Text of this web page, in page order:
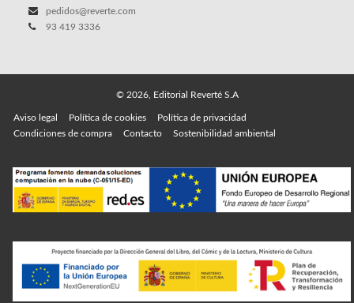
pedidos@reverte.com
93 419 3336
© 2026, Editorial Reverté S.A
Aviso legal Política de cookies
Política de privacidad
Condiciones de compra
Contacto Sostenibilidad ambiental